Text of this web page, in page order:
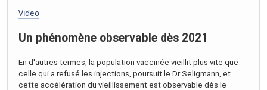
Video
Un phénomène observable dès 2021
En d'autres termes, la population vaccinée vieillit plus vite que
celle qui a refusé les injections, poursuit le Dr Seligmann, et
cette accélération du vieillissement est observable dès le